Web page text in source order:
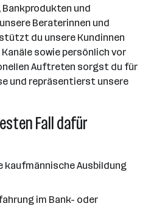
Bankprodukten und
Beraterinnen und
du unsere Kundinnen
sowie persönlich vor
Auftreten sorgst du für
und repräsentierst unsere
Fall dafür
kaufmännische Ausbildung
im Bank- oder